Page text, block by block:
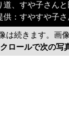
道、すや子さん
：すやすや子さ
は続きます。画
ロールで次の写